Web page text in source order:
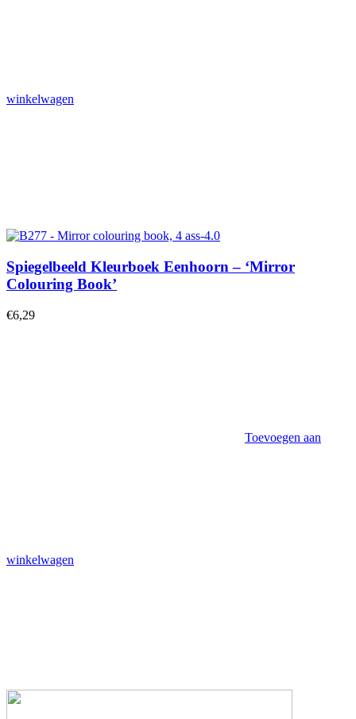
winkelwagen
Spiegelbeeld Kleurboek Eenhoorn – ‘Mirror
Colouring Book’
€6,29
Toevoegen aan
winkelwagen